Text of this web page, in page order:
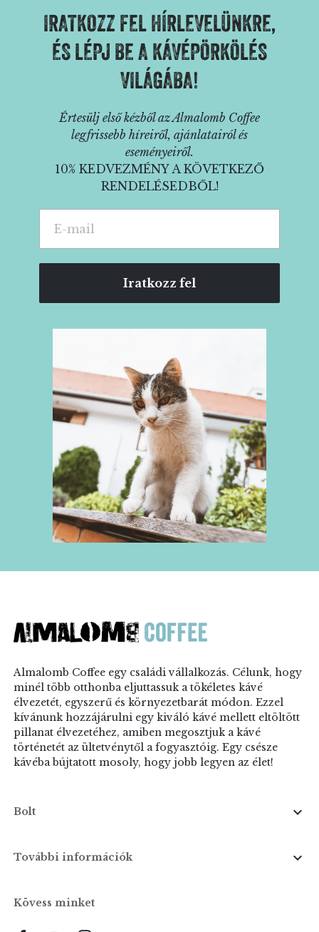
IRATKOZZ FEL HÍRLEVELÜNKRE,
ÉS LÉPJ BE A KÁVÉPÖRKÖLÉS
VILÁGÁBA!
Értesülj első kézből az Almalomb Coffee
legfrissebb híreiről, ajánlatairól és
eseményeiről.
10% KEDVEZMÉNY A KÖVETKEZŐ
RENDELÉSEDBŐL!
Almalomb Coffee egy családi vállalkozás. Célunk, hogy
minél több otthonba eljuttassuk a tökéletes kávé
élvezetét, egyszerű és környezetbarát módon. Ezzel
kívánunk hozzájárulni egy kiváló kávé mellett eltöltött
pillanat élvezetéhez, amiben megosztjuk a kávé
történetét az ültetvénytől a fogyasztóig. Egy csésze
kávéba bújtatott mosoly, hogy jobb legyen az élet!
Bolt 
További információk 
Kövess minket